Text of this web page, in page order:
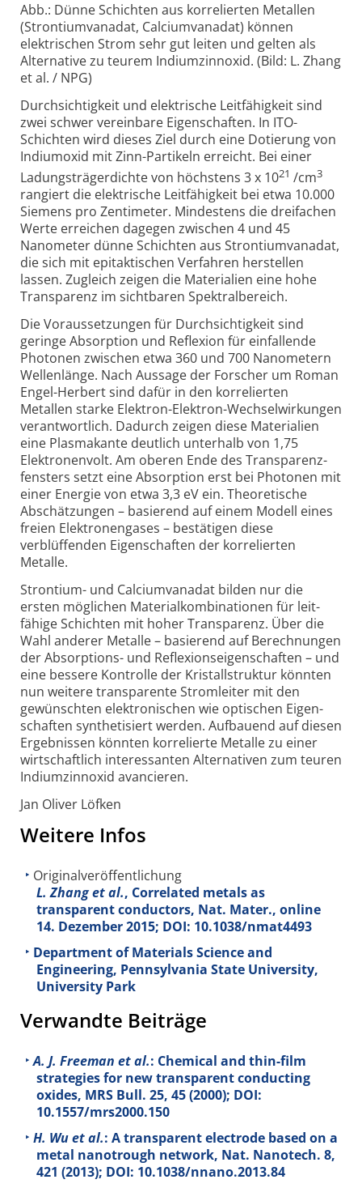
Abb.: Dünne Schichten aus korrelierten Metallen
(Strontiumvanadat, Calciumvanadat) können
elektrischen Strom sehr gut leiten und gelten als
Alternative zu teurem Indiumzinnoxid. (Bild: L. Zhang
et al. / NPG)
Durchsichtigkeit und elektrische Leit­fähig­keit sind
zwei schwer verein­bare Eigen­schaften. In ITO-
Schichten wird dieses Ziel durch eine Dotierung von
Indium­oxid mit Zinn-Partikeln erreicht. Bei einer
Ladungs­träger­dichte von höchstens 3 x 1021 /cm3
rangiert die elektrische Leit­fähig­keit bei etwa 10.000
Siemens pro Zenti­meter. Mindestens die drei­fachen
Werte erreichen dagegen zwischen 4 und 45
Nanometer dünne Schichten aus Strontium­vanadat,
die sich mit epitak­tischen Verfahren herstellen
lassen. Zugleich zeigen die Materialien eine hohe
Transparenz im sichtbaren Spektral­bereich.
Die Voraussetzungen für Durchsichtigkeit sind
geringe Absorption und Reflexion für einfallende
Photonen zwischen etwa 360 und 700 Nano­metern
Wellen­länge. Nach Aussage der Forscher um Roman
Engel-Herbert sind dafür in den korre­lierten
Metallen starke Elektron-Elektron-Wechsel­wirkungen
verant­wortlich. Dadurch zeigen diese Materialien
eine Plasma­kante deutlich unterhalb von 1,75
Elektronen­volt. Am oberen Ende des Transparenz­
fensters setzt eine Absorption erst bei Photonen mit
einer Energie von etwa 3,3 eV ein. Theoretische
Abschätzungen – basierend auf einem Modell eines
freien Elektronen­gases – bestätigen diese
verblüffenden Eigen­schaften der korre­lierten
Metalle.
Strontium- und Calcium­vanadat bilden nur die
ersten möglichen Material­kombinationen für leit­
fähige Schichten mit hoher Transparenz. Über die
Wahl anderer Metalle – basierend auf Berechnungen
der Absorptions- und Reflexions­eigen­schaften – und
eine bessere Kontrolle der Kristall­struktur könnten
nun weitere transparente Strom­leiter mit den
gewünschten elektro­nischen wie optischen Eigen­
schaften synthetisiert werden. Aufbauend auf diesen
Ergebnissen könnten korrelierte Metalle zu einer
wirtschaftlich interessanten Alter­nativen zum teuren
Indium­zinnoxid avancieren.
Jan Oliver Löfken
Weitere Infos
Originalveröffentlichung
L. Zhang et al., Correlated metals as
transparent conductors, Nat. Mater., online
14. Dezember 2015; DOI: 10.1038/nmat4493
Department of Materials Science and
Engineering, Pennsylvania State University,
University Park
Verwandte Beiträge
A. J. Freeman et al.: Chemical and thin-film
strategies for new transparent conducting
oxides, MRS Bull. 25, 45 (2000); DOI:
10.1557/mrs2000.150
H. Wu et al.: A transparent electrode based on a
metal nanotrough network, Nat. Nanotech. 8,
421 (2013); DOI: 10.1038/nnano.2013.84